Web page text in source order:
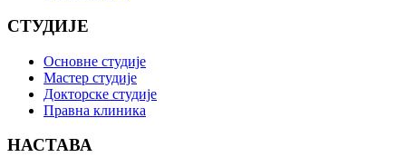
СТУДИЈЕ
Основне студије
Мастер студије
Докторске студије
Правна клиника
НАСТАВА